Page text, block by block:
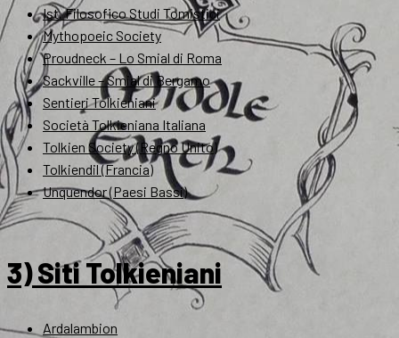
Ist. Filosofico Studi Tomistici
Mythopoeic Society
Proudneck – Lo Smial di Roma
Sackville – Smial di Bergamo
Sentieri Tolkieniani
Società Tolkieniana Italiana
Tolkien Society (Regno Unito)
Tolkiendil (Francia)
Unquendor (Paesi Bassi)
3) Siti Tolkieniani
Ardalambion